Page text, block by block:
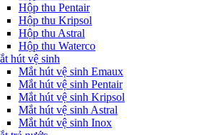
Hộp thu Pentair
Hộp thu Kripsol
Hộp thu Astral
Hộp thu Waterco
hút vệ sinh
Mắt hút vệ sinh Emaux
Mắt hút vệ sinh Pentair
Mắt hút vệ sinh Kripsol
Mắt hút vệ sinh Astral
Mắt hút vệ sinh Inox